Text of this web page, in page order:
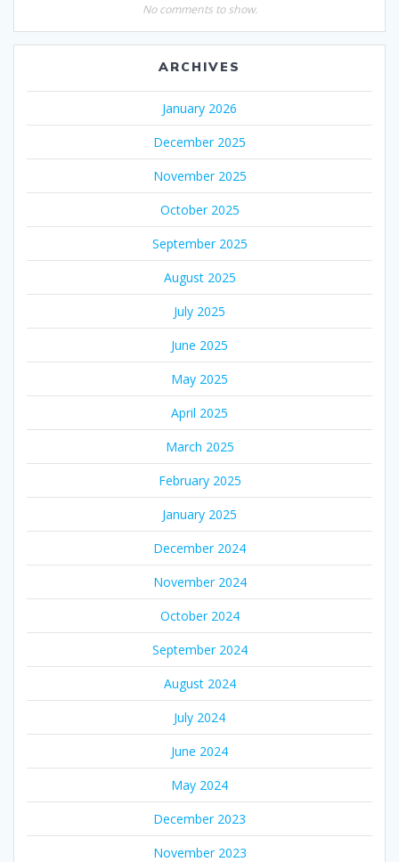
No comments to show.
ARCHIVES
January 2026
December 2025
November 2025
October 2025
September 2025
August 2025
July 2025
June 2025
May 2025
April 2025
March 2025
February 2025
January 2025
December 2024
November 2024
October 2024
September 2024
August 2024
July 2024
June 2024
May 2024
December 2023
November 2023